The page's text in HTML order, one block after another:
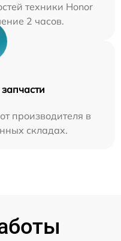
техники Honor
2 часов.
производителя в
складах.